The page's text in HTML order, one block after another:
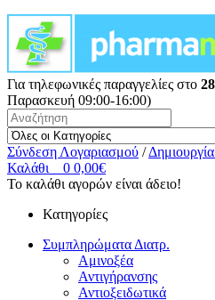
Για τηλεφωνικές παραγγελίες στο
Παρασκευή 09:00-16:00)
Σύνδεση Λογαριασμού /
Καλάθι
0 0,00€
Το καλάθι αγορών είναι άδειο!
Κατηγορίες
Συμπληρώματα Διατρ.
Αμινοξέα
Αντιγήρανσης
Αντιοξειδωτικά